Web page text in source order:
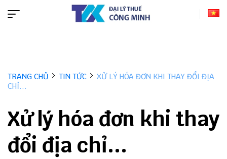
TRANG CHỦ TIN TỨC
XỬ LÝ HÓA ĐƠN KHI THAY ĐỔI ĐỊA
CHỈ...
Xử lý hóa đơn khi thay
đổi địa chỉ...